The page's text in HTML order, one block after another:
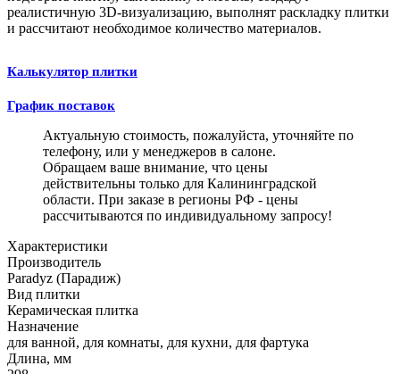
реалистичную 3D-визуализацию, выполнят раскладку плитки
и рассчитают необходимое количество материалов.
Калькулятор плитки
График поставок
Актуальную стоимость, пожалуйста, уточняйте по
телефону, или у менеджеров в салоне.
Обращаем ваше внимание, что цены
действительны только для Калининградской
области. При заказе в регионы РФ - цены
рассчитываются по индивидуальному запросу!
Характеристики
Производитель
Paradyz (Парадиж)
Вид плитки
Керамическая плитка
Назначение
для ванной, для комнаты, для кухни, для фартука
Длина, мм